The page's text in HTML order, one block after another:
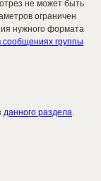
не может быть
ограничен
нужного формата
сообщениях группы
данного раздела.